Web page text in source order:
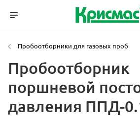
Пробоотборники для газовых проб
Пробоотборник
поршневой
давления ППД-